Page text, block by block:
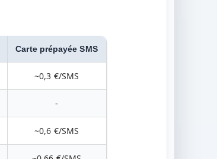
Carte prépayée SMS
~0,3 €/SMS
-
~0,6 €/SMS